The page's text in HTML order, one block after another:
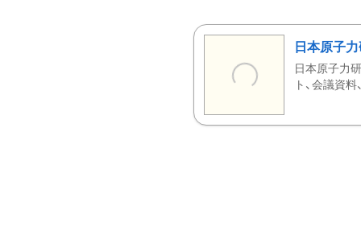
日本原子
日本原子力
ト、会議資